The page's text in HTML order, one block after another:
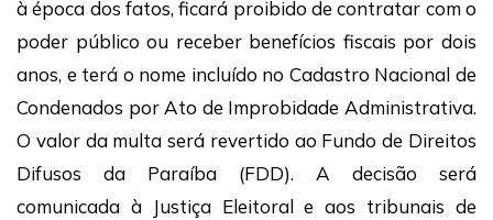
à época dos fatos, ficará proibido de contratar com o
poder público ou receber benefícios fiscais por dois
anos, e terá o nome incluído no Cadastro Nacional de
Condenados por Ato de Improbidade Administrativa.
O valor da multa será revertido ao Fundo de Direitos
Difusos da Paraíba (FDD). A decisão será
comunicada à Justiça Eleitoral e aos tribunais de